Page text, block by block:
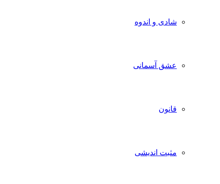
شادی و اندوه
عشق آسمانی
قانون
مثبت اندیشی